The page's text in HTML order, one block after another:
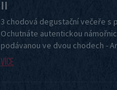
II
3 chodová degustační večeře s
Ochutnáte autentickou
podávanou ve dvou chodech -
Více